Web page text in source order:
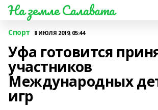
На земле Салавата
Спорт 8 ИЮЛЯ 2019, 05:44
Уфа готовится
участников
Международных
игр